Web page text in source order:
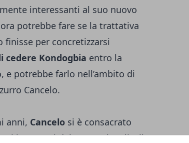
interessanti al suo nuovo
potrebbe fare se la trattativa
per concretizzarsi
cedere Kondogbia entro la
potrebbe farlo nell’ambito di
Cancelo.
anni, Cancelo si è consacrato
interpreti del suo ruolo a livello